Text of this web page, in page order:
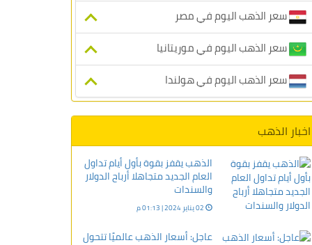
سعر الذهب اليوم في مصر
سعر الذهب اليوم في موريتانيا
سعر الذهب اليوم في هولندا
اخبار الذهب
الذهب يقفز بقوة بأول أيام تداول
العام الجديد متجاهلا أرباح الدولار
والسندات
02 يناير 2024 | 01:13 م
عاجل: أسعار الذهب عالميًا تتحول